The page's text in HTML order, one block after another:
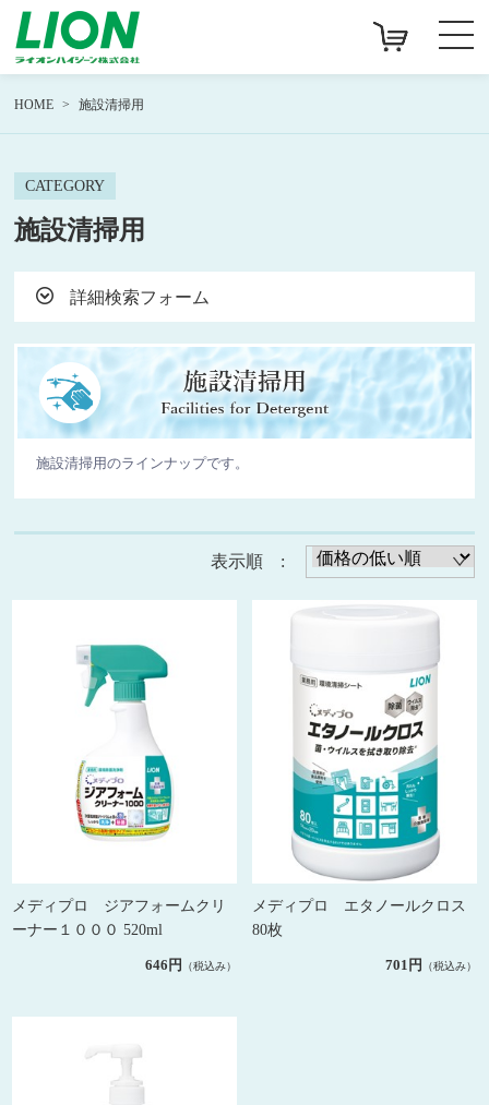
HOME 施設清掃用
CATEGORY
施設清掃用
詳細検索フォーム
施設清掃用のラインナップです。
表示順 :
メディプロ ジアフォームクリ
ーナー１０００ 520ml
646円 （税込み）
メディプロ エタノールクロス
80枚
701円 （税込み）